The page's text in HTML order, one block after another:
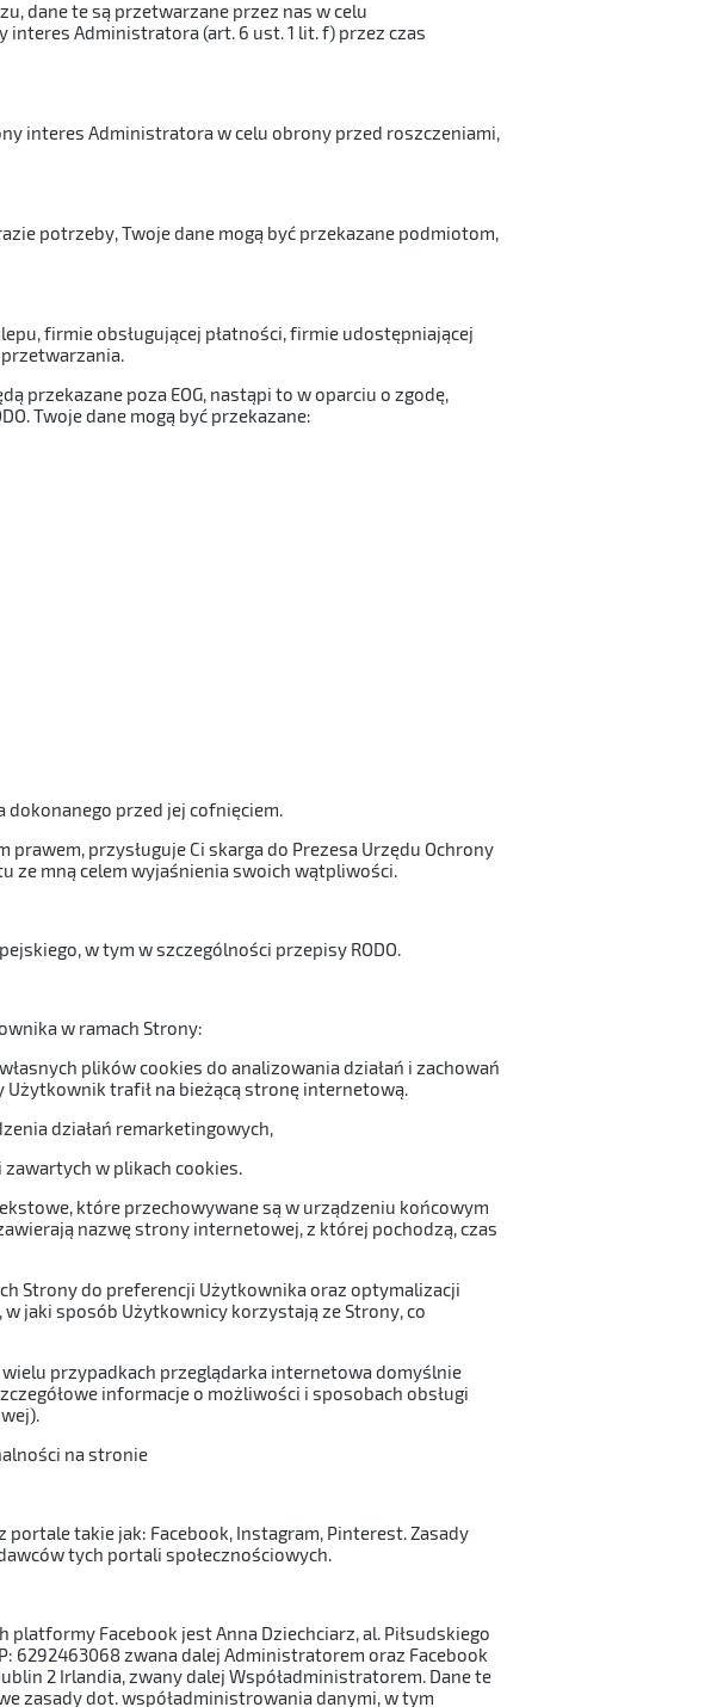
dane te są przetwarzane przez nas w celu
Administratora (art. 6 ust. 1 lit. f) przez czas
interes Administratora w celu obrony przed roszczeniami,
potrzeby, Twoje dane mogą być przekazane podmiotom,
firmie obsługującej płatności, firmie udostępniającej
przekazane poza EOG, nastąpi to w oparciu o zgodę,
Twoje dane mogą być przekazane:
przed jej cofnięciem.
przysługuje Ci skarga do Prezesa Urzędu Ochrony
ze mną celem wyjaśnienia swoich wątpliwości.
w tym w szczególności przepisy RODO.
w ramach Strony:
plików cookies do analizowania działań i zachowań
trafił na bieżącą stronę internetową.
działań remarketingowych,
w plikach cookies.
które przechowywane są w urządzeniu końcowym
nazwę strony internetowej, z której pochodzą, czas
Strony do preferencji Użytkownika oraz optymalizacji
jaki sposób Użytkownicy korzystają ze Strony, co
przypadkach przeglądarka internetowa domyślnie
informacje o możliwości i sposobach obsługi
na stronie
takie jak: Facebook, Instagram, Pinterest. Zasady
tych portali społecznościowych.
Facebook jest Anna Dziechciarz, al. Piłsudskiego
6292463068 zwana dalej Administratorem oraz Facebook
2 Irlandia, zwany dalej Współadministratorem. Dane te
zasady dot. współadministrowania danymi, w tym